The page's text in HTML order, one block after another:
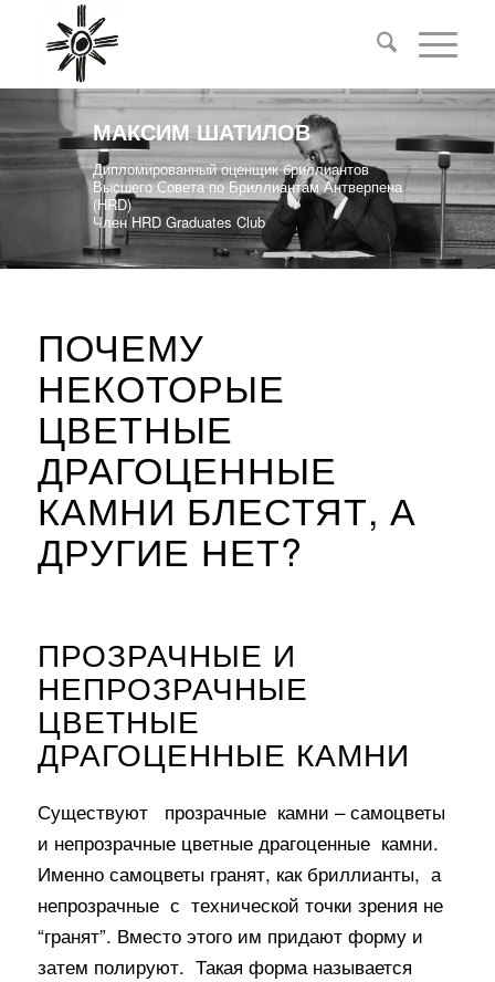
МАКСИМ ШАТИЛОВ
Дипломированный оценщик бриллиантов
Высшего Совета по Бриллиантам Антверпена
(HRD)
Член HRD Graduates Club
ПОЧЕМУ
НЕКОТОРЫЕ
ЦВЕТНЫЕ
ДРАГОЦЕННЫЕ
КАМНИ БЛЕСТЯТ, А
ДРУГИЕ НЕТ?
ПРОЗРАЧНЫЕ И
НЕПРОЗРАЧНЫЕ
ЦВЕТНЫЕ
ДРАГОЦЕННЫЕ КАМНИ
Существуют прозрачные камни – самоцветы
и непрозрачные цветные драгоценные камни.
Именно самоцветы гранят, как бриллианты, а
непрозрачные с технической точки зрения не
“гранят”. Вместо этого им придают форму и
затем полируют. Такая форма называется